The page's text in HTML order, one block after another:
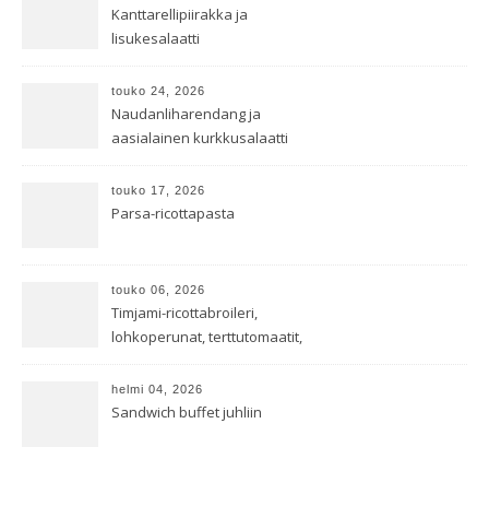
Kanttarellipiirakka ja
lisukesalaatti
touko 24, 2026
Naudanliharendang ja
aasialainen kurkkusalaatti
touko 17, 2026
Parsa-ricottapasta
touko 06, 2026
Timjami-ricottabroileri,
lohkoperunat, terttutomaatit,
salaatti
helmi 04, 2026
Sandwich buffet juhliin